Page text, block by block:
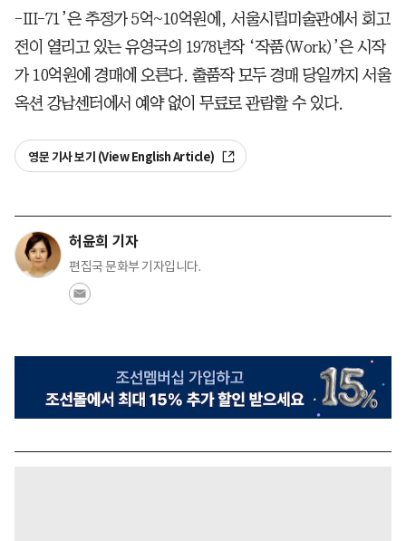
-III-71’은 추정가 5억~10억원에, 서울시립미술관에서 회고
전이 열리고 있는 유영국의 1978년작 ‘작품(Work)’은 시작
가 10억원에 경매에 오른다. 출품작 모두 경매 당일까지 서울
옥션 강남센터에서 예약 없이 무료로 관람할 수 있다.
영문 기사 보기 (View English Article)
허윤희 기자
편집국 문화부 기자입니다.